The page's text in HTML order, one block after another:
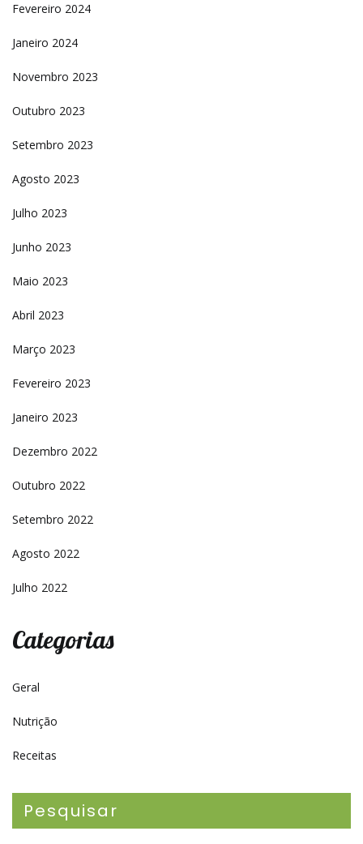
Fevereiro 2024
Janeiro 2024
Novembro 2023
Outubro 2023
Setembro 2023
Agosto 2023
Julho 2023
Junho 2023
Maio 2023
Abril 2023
Março 2023
Fevereiro 2023
Janeiro 2023
Dezembro 2022
Outubro 2022
Setembro 2022
Agosto 2022
Julho 2022
Categorias
Geral
Nutrição
Receitas
Pesquisar